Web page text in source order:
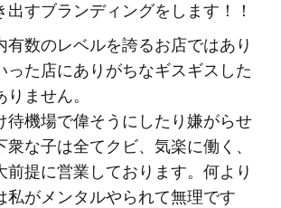
出すブランディングをします！！
有数のレベルを誇るお店ではあり
った店にありがちなギスギスした
ません。
待機場で偉そうにしたり嫌がらせ
衆な子は全てクビ、気楽に働く、
前提に営業しております。何より
私がメンタルやられて無理です